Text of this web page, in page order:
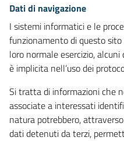
Dati di navigazione
I sistemi informatici e le
funzionamento di questo
loro normale esercizio,
è implicita nell’uso dei
Si tratta di informazioni che
associate a interessati
natura potrebbero,
dati detenuti da terzi,